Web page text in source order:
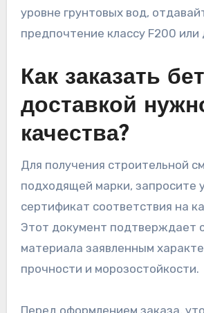
уровне грунтовых вод,
предпочтение классу F200
Как заказать
доставкой
качества?
Для получения строительной
подходящей марки, запросите
сертификат соответствия на
Этот документ подтверждает
материала заявленным
прочности и морозостойкости.
Перед оформлением заказа,